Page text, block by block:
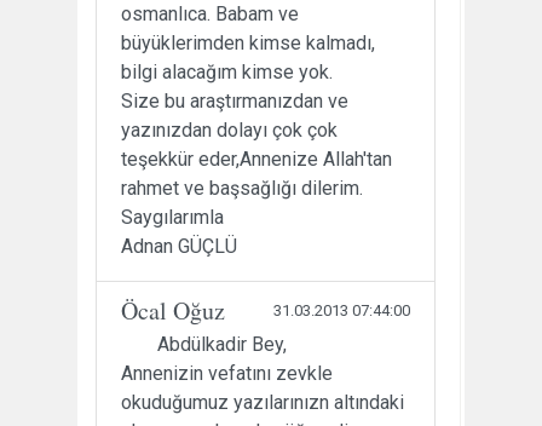
osmanlıca. Babam ve
büyüklerimden kimse kalmadı,
bilgi alacağım kimse yok.
Size bu araştırmanızdan ve
yazınızdan dolayı çok çok
teşekkür eder,Annenize Allah'tan
rahmet ve başsağlığı dilerim.
Saygılarımla
Adnan GÜÇLÜ
Öcal Oğuz 31.03.2013 07:44:00
Abdülkadir Bey,
Annenizin vefatını zevkle
okuduğumuz yazılarınızn altındaki